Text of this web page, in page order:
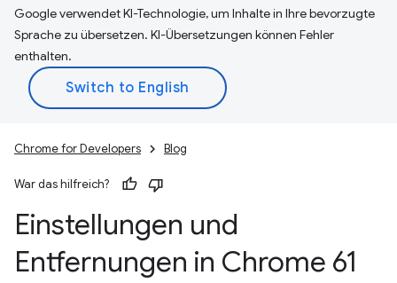
Google verwendet KI-Technologie, um Inhalte in Ihre bevorzugte
Sprache zu übersetzen. KI-Übersetzungen können Fehler
enthalten.
Chrome for Developers Blog
War das hilfreich?
Einstellungen und
Entfernungen in Chrome 61